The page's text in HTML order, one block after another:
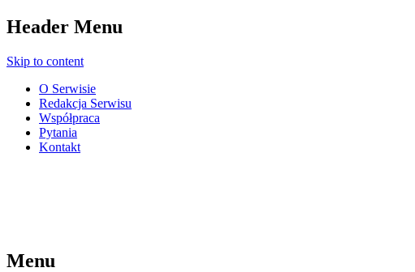
Header Menu
Skip to content
O Serwisie
Redakcja Serwisu
Współpraca
Pytania
Kontakt
Menu